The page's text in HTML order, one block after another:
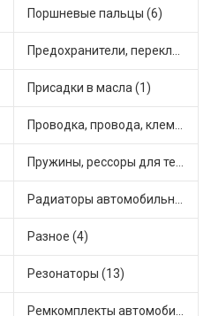
Поршневые пальцы (6)
Предохранители, переключатели, кнопки автомобильные (40)
Присадки в масла (1)
Проводка, провода, клеммы и разъемы (23)
Пружины, рессоры для техники (29)
Радиаторы автомобильные (17)
Разное (4)
Резонаторы (13)
Ремкомплекты автомобильные (81)